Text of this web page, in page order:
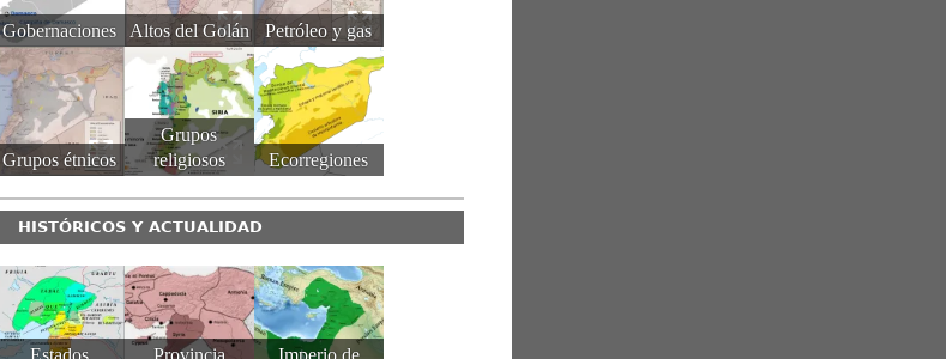
Gobernaciones Altos del Golán Petróleo y gas
Grupos étnicos
Grupos
religiosos
Ecorregiones
HISTÓRICOS Y ACTUALIDAD
Estados
Provincia
Imperio de